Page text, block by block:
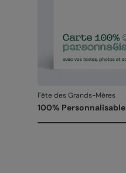
Fête des Grands-Mères
100% Personnalisable